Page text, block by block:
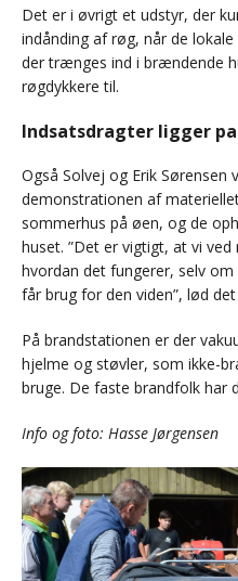
Det er i øvrigt et udstyr, der
indånding af røg, når de
der trænges ind i brændende
røgdykkere til.
Indsatsdragter ligger
Også Solvej og Erik
demonstrationen af
sommerhus på øen, og de
huset. ”Det er vigtigt, at vi
hvordan det fungerer, selv
får brug for den viden”, lød
På brandstationen er der
hjelme og støvler, som ikke-
bruge. De faste brandfolk har
Info og foto: Hasse Jørgensen